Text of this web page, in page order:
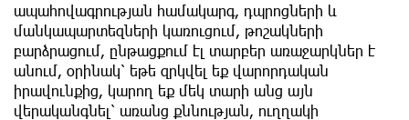
ապահովագրության համակարգ, դպրոցների և
մանկապարտեզների կառուցում, թոշակների
բարձրացում, ընթացքում էլ տարբեր առաջարկներ է
անում, օրինակ՝ եթե զրկվել եք վարորդական
իրավունքից, կարող եք մեկ տարի անց այն
վերականգնել՝ առանց քննության, ուղղակի